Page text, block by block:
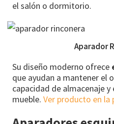
el salón o dormitorio.
Aparador
Su diseño moderno ofrece
que ayudan a mantener el
capacidad de almacenaje
mueble. Ver producto en la